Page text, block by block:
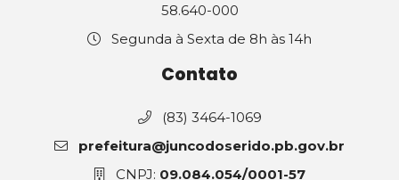
58.640-000
Segunda à Sexta de 8h às 14h
Contato
(83) 3464-1069
prefeitura@juncodoserido.pb.gov.br
CNPJ: 09.084.054/0001-57